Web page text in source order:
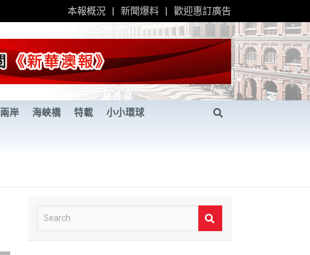
本報概況 新聞爆料 歡迎惠訂廣告
岸 海峽橋 特載 小小環球
e